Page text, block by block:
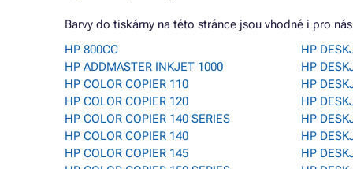
Barvy do tiskárny na této stránce jsou vhodné i pro
HP 800CC
HP ADDMASTER INKJET 1000
HP COLOR COPIER 110
HP COLOR COPIER 120
HP COLOR COPIER 140 SERIES
HP COLOR COPIER 140
HP COLOR COPIER 145
HP
HP
HP
HP
HP
HP
HP